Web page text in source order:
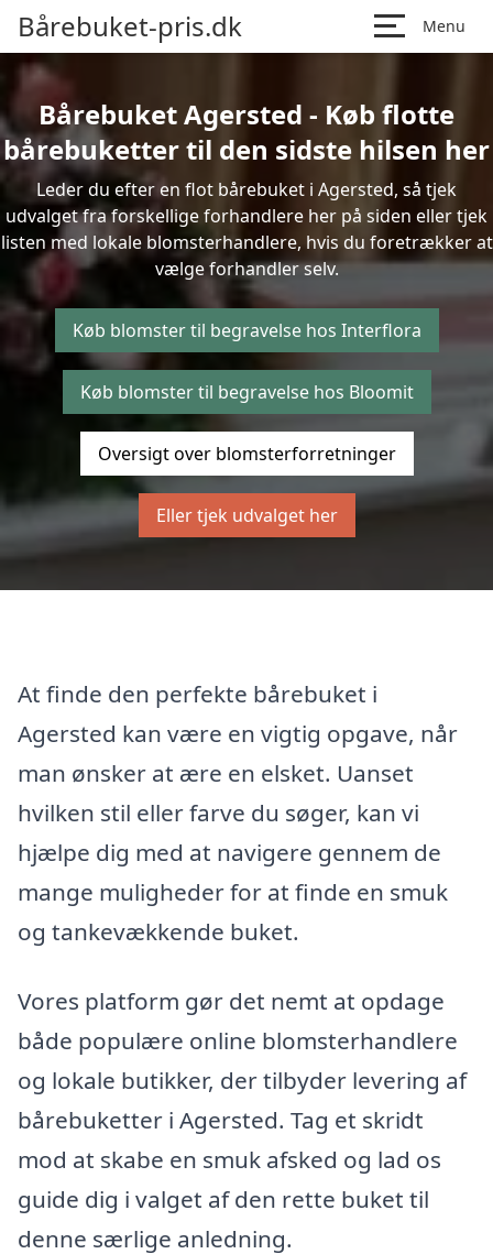
Bårebuket-pris.dk Menu
Bårebuket Agersted - Køb flotte
bårebuketter til den sidste hilsen her
Leder du efter en flot bårebuket i Agersted, så tjek
udvalget fra forskellige forhandlere her på siden eller tjek
listen med lokale blomsterhandlere, hvis du foretrækker at
vælge forhandler selv.
Køb blomster til begravelse hos Interflora
Køb blomster til begravelse hos Bloomit
Oversigt over blomsterforretninger
Eller tjek udvalget her
At finde den perfekte bårebuket i
Agersted kan være en vigtig opgave, når
man ønsker at ære en elsket. Uanset
hvilken stil eller farve du søger, kan vi
hjælpe dig med at navigere gennem de
mange muligheder for at finde en smuk
og tankevækkende buket.
Vores platform gør det nemt at opdage
både populære online blomsterhandlere
og lokale butikker, der tilbyder levering af
bårebuketter i Agersted. Tag et skridt
mod at skabe en smuk afsked og lad os
guide dig i valget af den rette buket til
denne særlige anledning.